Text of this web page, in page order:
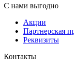
С нами выгодно
Акции
Партнерская
Реквизиты
Контакты